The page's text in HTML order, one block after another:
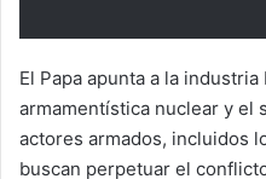
El Papa apunta a la
armamentística nuclear y el
actores armados, incluidos
buscan perpetuar el